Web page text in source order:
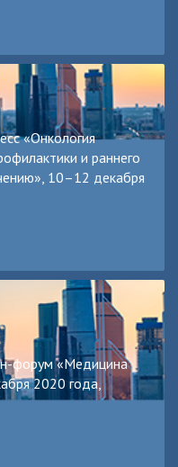
«Онкология
и раннего
10–12 декабря
форум «Медицина
2020 года,